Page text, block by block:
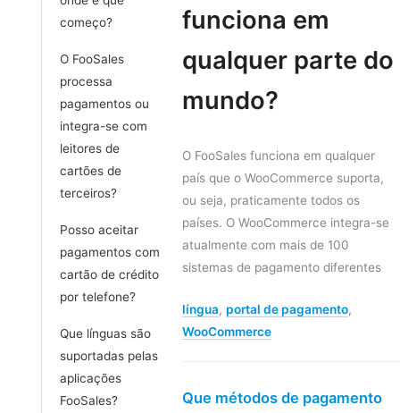
começo?
O FooSales
processa
pagamentos ou
integra-se com
leitores de
cartões de
terceiros?
Posso aceitar
pagamentos com
cartão de crédito
por telefone?
Que línguas são
suportadas pelas
aplicações
FooSales?
funciona em
qualquer parte do
mundo?
O FooSales funciona em qualquer
país que o WooCommerce suporta,
ou seja, praticamente todos os
países. O WooCommerce integra-se
atualmente com mais de 100
sistemas de pagamento diferentes
língua, portal de pagamento,
WooCommerce
do
Que métodos de pagamento